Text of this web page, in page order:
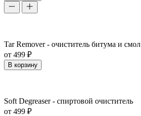
Tar Remover - очиститель битума и смол
от 499 ₽
В корзину
Soft Degreaser - спиртовой очиститель
от 499 ₽